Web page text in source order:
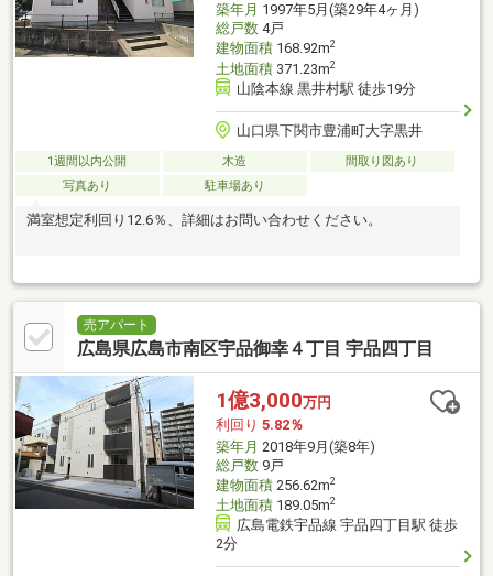
築年月 1997年5月(築29年4ヶ月)
総戸数4戸
建物面積168.92m2
土地面積371.23m2
山陰本線 黒井村駅 徒歩19分
山口県下関市豊浦町大字黒井
1週間以内公開 木造
間取り図あり
写真あり
駐車場あり
満室想定利回り12.6％、詳細はお問い合わせください。
売アパート
広島県広島市南区宇品御幸４丁目 宇品四丁目
1億3,000万円
利回り 5.82％
築年月 2018年9月(築8年)
総戸数9戸
建物面積256.62m2
土地面積189.05m2
広島電鉄宇品線 宇品四丁目駅 徒歩
2分